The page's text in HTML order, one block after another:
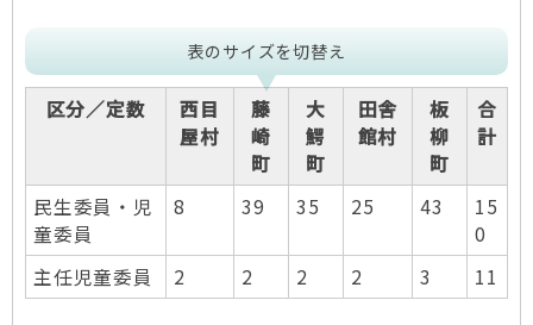
表のサイズを切替え
区分／定数
西目
屋村
藤
崎
町
大
鰐
町
田舎
館村
板
柳
町
合
計
民生委員・児
童委員
8 39 35 25 43
15
0
主任児童委員
2 2 2 2 3 11